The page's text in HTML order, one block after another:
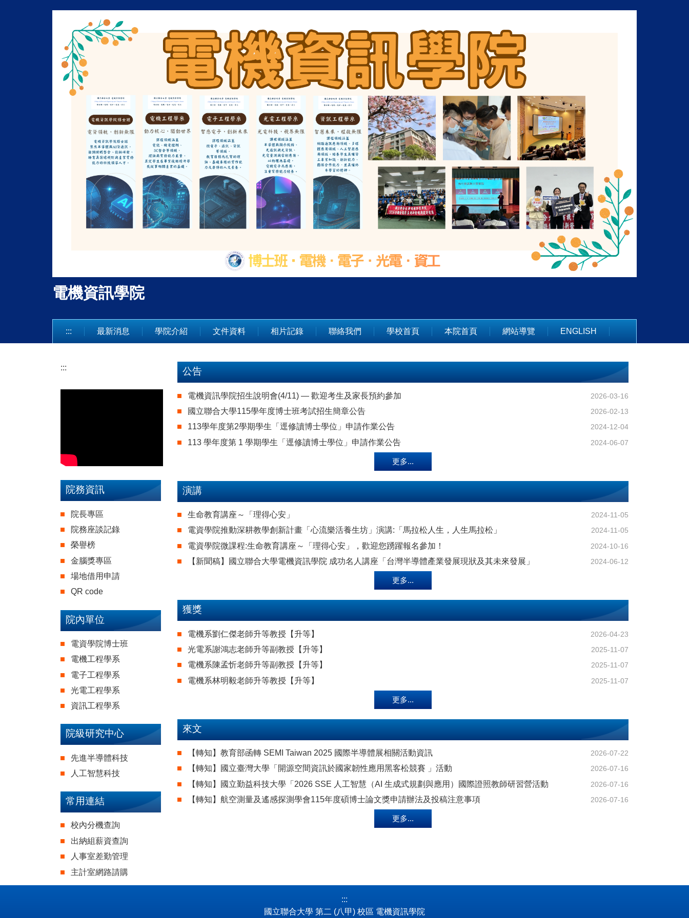
電機資訊學院
::: 最新消息 學院介紹 文件資料 相片記錄 聯絡我們 學校首頁 本院首頁 網站導覽 ENGLISH
:::
院務資訊
院長專區
院務座談記錄
榮譽榜
金腦獎專區
場地借用申請
QR code
院內單位
電資學院博士班
電機工程學系
電子工程學系
光電工程學系
資訊工程學系
院級研究中心
先進半導體科技
人工智慧科技
常用連結
校內分機查詢
出納組薪資查詢
人事室差勤管理
主計室網路請購
公告
電機資訊學院招生說明會(4/11) — 歡迎考生及家長預約參加 2026-03-16
國立聯合大學115學年度博士班考試招生簡章公告 2026-02-13
113學年度第2學期學生「逕修讀博士學位」申請作業公告 2024-12-04
113 學年度第 1 學期學生「逕修讀博士學位」申請作業公告 2024-06-07
更多...
演講
生命教育講座～「理得心安」 2024-11-05
電資學院推動深耕教學創新計畫「心流樂活養生坊」演講:「馬拉松人生，人生馬拉松」 2024-11-05
電資學院微課程:生命教育講座～「理得心安」，歡迎您踴躍報名參加！ 2024-10-16
【新聞稿】國立聯合大學電機資訊學院 成功名人講座「台灣半導體產業發展現狀及其未來發展」 2024-06-12
更多...
獲獎
電機系劉仁傑老師升等教授【升等】 2026-04-23
光電系謝鴻志老師升等副教授【升等】 2025-11-07
電機系陳孟忻老師升等副教授【升等】 2025-11-07
電機系林明毅老師升等教授【升等】 2025-11-07
更多...
來文
【轉知】教育部函轉 SEMI Taiwan 2025 國際半導體展相關活動資訊 2026-07-22
【轉知】國立臺灣大學「開源空間資訊於國家韌性應用黑客松競賽 」活動 2026-07-16
【轉知】國立勤益科技大學「2026 SSE 人工智慧（AI 生成式規劃與應用）國際證照教師研習營活動 2026-07-16
【轉知】航空測量及遙感探測學會115年度碩博士論文獎申請辦法及投稿注意事項 2026-07-16
更多...
:::
國立聯合大學 第二 (八甲) 校區 電機資訊學院